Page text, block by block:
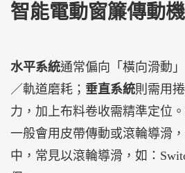
智能電動窗簾傳動
水平系統通常偏向「橫向滑動
／軌道磨耗； 垂直系統則需用
力，加上布料卷收需精準定位
一般會用皮帶傳動或滾輪導滑
中，常見以滾輪導滑，如：